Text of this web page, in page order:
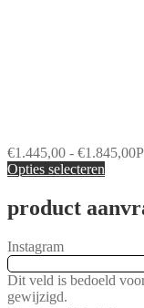
€1.445,00 - €1.845,00
Opties selecteren
product
Instagram
Dit veld is bedoeld
gewijzigd.